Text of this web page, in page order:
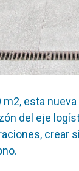
esta
del eje
crear